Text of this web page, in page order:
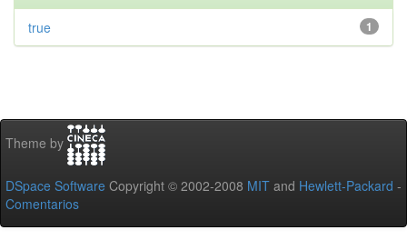
1
true
Theme by
DSpace Software Copyright © 2002-2008 MIT and Hewlett-Packard -
Comentarios